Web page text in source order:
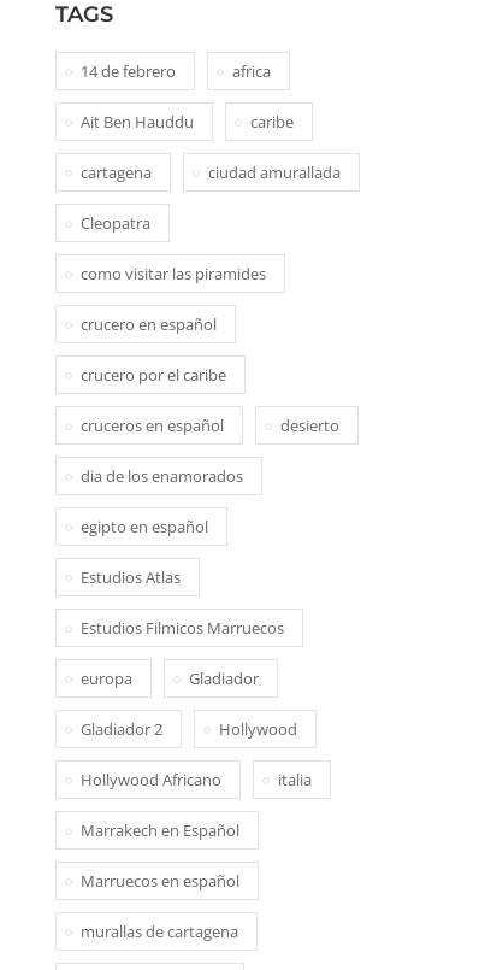
TAGS
14 de febrero africa
Ait Ben Hauddu caribe
cartagena ciudad amurallada
Cleopatra
como visitar las piramides
crucero en español
crucero por el caribe
cruceros en español desierto
dia de los enamorados
egipto en español
Estudios Atlas
Estudios Filmicos Marruecos
europa Gladiador
Gladiador 2 Hollywood
Hollywood Africano italia
Marrakech en Español
Marruecos en español
murallas de cartagena